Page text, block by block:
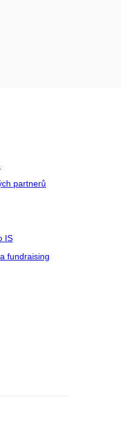
partnerů
IS
fundraising